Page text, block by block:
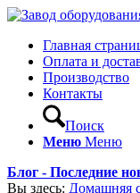
Главная
Оплата и
Производство
Контакты
Поиск
Меню Меню
Блог - Последние
Вы здесь: Домашняя